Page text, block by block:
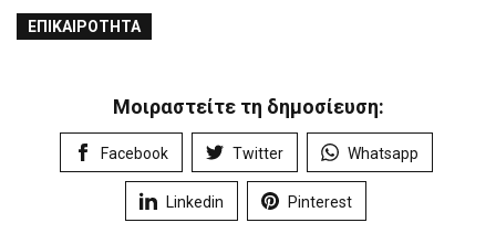
ΕΠΙΚΑΙΡΌΤΗΤΑ
Μοιραστείτε τη δημοσίευση:
Facebook Twitter Whatsapp
Linkedin Pinterest